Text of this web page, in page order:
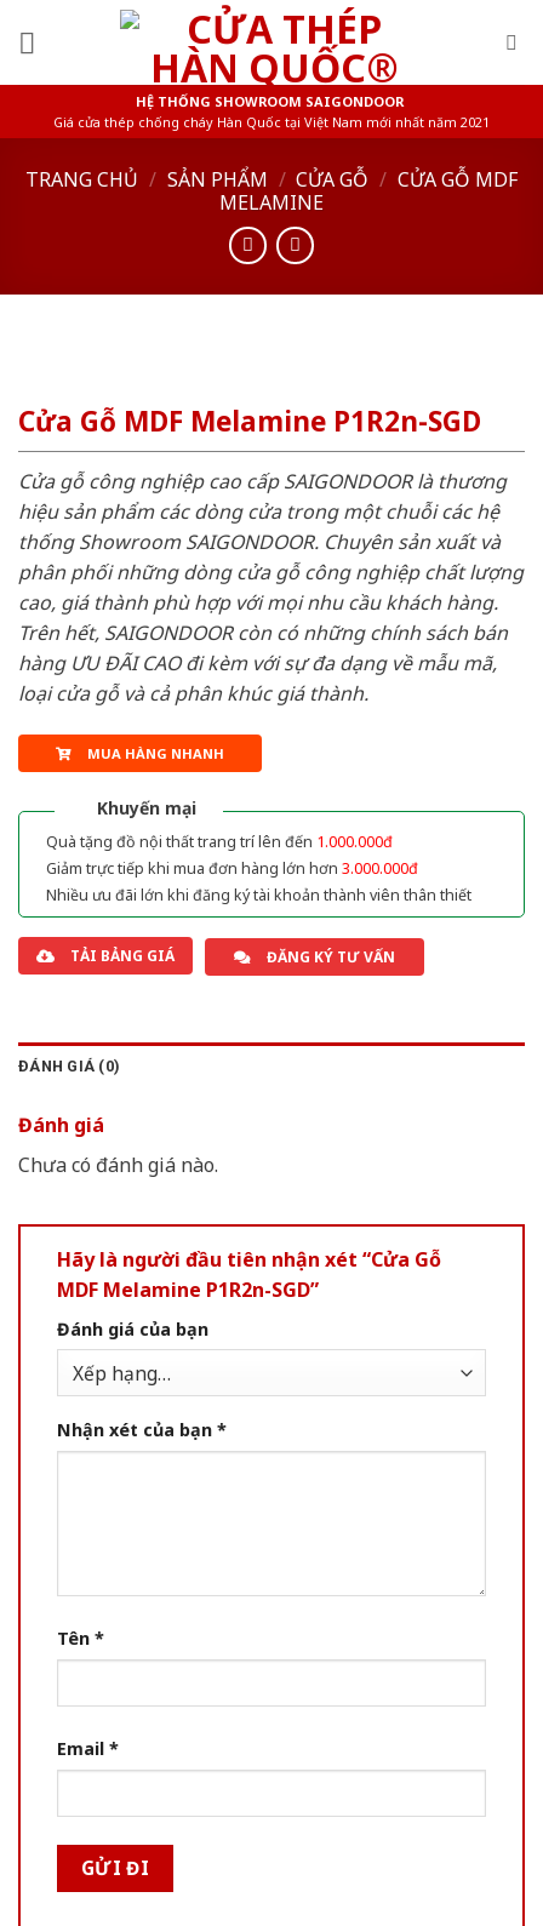
HỆ THỐNG SHOWROOM SAIGONDOOR
Giá cửa thép chống cháy Hàn Quốc tại Việt Nam mới nhất năm 2021
TRANG CHỦ / SẢN PHẨM / CỬA GỖ / CỬA GỖ MDF
MELAMINE
Cửa Gỗ MDF Melamine P1R2n-SGD
Cửa gỗ công nghiệp cao cấp SAIGONDOOR là thương
hiệu sản phẩm các dòng cửa trong một chuỗi các hệ
thống Showroom SAIGONDOOR. Chuyên sản xuất và
phân phối những dòng cửa gỗ công nghiệp chất lượng
cao, giá thành phù hợp với mọi nhu cầu khách hàng.
Trên hết, SAIGONDOOR còn có những chính sách bán
hàng ƯU ĐÃI CAO đi kèm với sự đa dạng về mẫu mã,
loại cửa gỗ và cả phân khúc giá thành.
MUA HÀNG NHANH
Khuyến mại
Quà tặng đồ nội thất trang trí lên đến 1.000.000đ
Giảm trực tiếp khi mua đơn hàng lớn hơn 3.000.000đ
Nhiều ưu đãi lớn khi đăng ký tài khoản thành viên thân thiết
TẢI BẢNG GIÁ ĐĂNG KÝ TƯ VẤN
ĐÁNH GIÁ (0)
Đánh giá
Chưa có đánh giá nào.
Hãy là người đầu tiên nhận xét “Cửa Gỗ
MDF Melamine P1R2n-SGD”
Đánh giá của bạn
Nhận xét của bạn *
Tên *
Email *